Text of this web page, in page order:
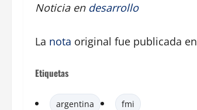
Noticia en desarrollo
La nota original fue publicada en
Etiquetas
argentina fmi